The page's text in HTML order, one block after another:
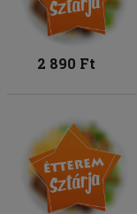
2 890 Ft